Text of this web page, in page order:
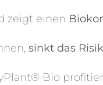
zeigt einen
sinkt das
Bio